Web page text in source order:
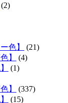
(2)
色】
(21)
】
(4)
(1)
】
(337)
(15)